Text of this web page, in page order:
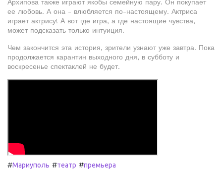
Архипова также играют якобы семейную пару. Он покупает
ее любовь. А она - влюбляется по-настоящему. Актриса
играет актрису! А вот где игра, а где настоящие чувства,
может подсказать только интуиция.
Чем закончится эта история, зрители узнают уже завтра. Пока
продолжается карантин выходного дня, в субботу и
воскресенье спектаклей не будет.
#Мариуполь #театр #премьера